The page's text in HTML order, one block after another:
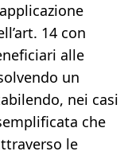
14 con
alle
un
nei casi
che
le